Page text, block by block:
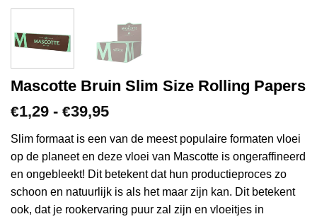
Mascotte Bruin Slim Size Rolling Papers
€1,29 - €39,95Prijsklasse:
tot
€39,95
Slim formaat is een van de meest populaire formaten vloei
op de planeet en deze vloei van Mascotte is ongeraffineerd
en ongebleekt! Dit betekent dat hun productieproces zo
schoon en natuurlijk is als het maar zijn kan. Dit betekent
ook, dat je rookervaring puur zal zijn en vloeitjes in